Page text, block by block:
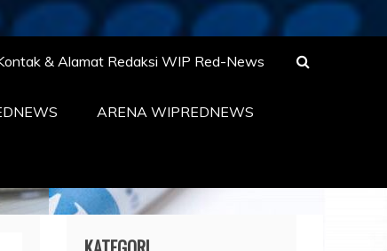
& Alamat Redaksi WIP Red-News
ARENA WIPREDNEWS